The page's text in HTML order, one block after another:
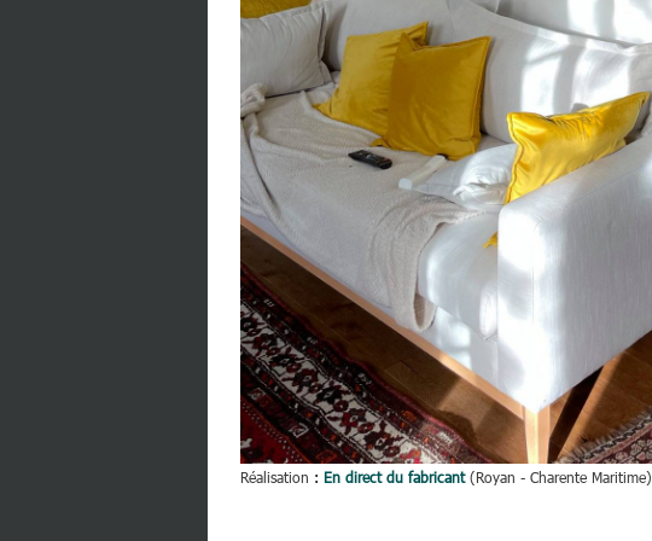
Réalisation : En direct du fabricant(Royan - Charente Maritime)